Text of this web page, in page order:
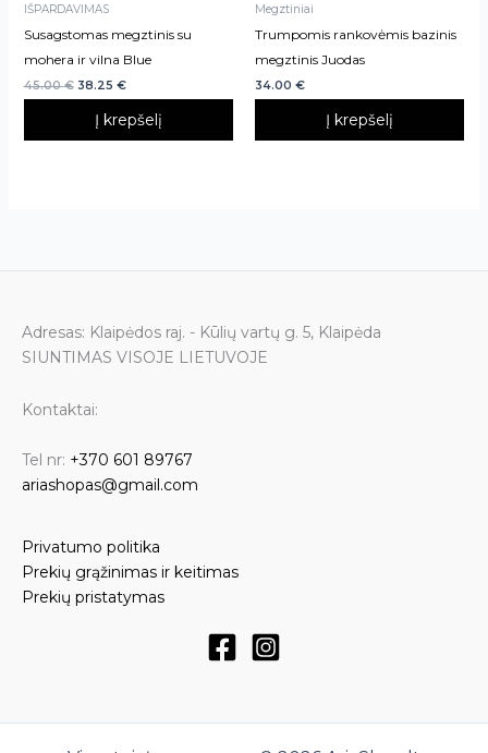
IŠPARDAVIMAS
Susagstomas megztinis su
mohera ir vilna Blue
45.00€ 38.25 €
Į krepšelį
Megztiniai
Trumpomis rankovėmis bazinis
megztinis Juodas
34.00 €
Į krepšelį
Adresas: Klaipėdos raj. - Kūlių vartų g. 5, Klaipėda
SIUNTIMAS VISOJE LIETUVOJE
Kontaktai:
Tel nr: +370 601 89767
ariashopas@gmail.com
Privatumo politika
Prekių grąžinimas ir keitimas
Prekių pristatymas